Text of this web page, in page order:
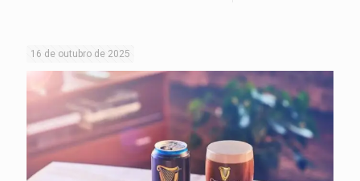
16 de outubro de 2025